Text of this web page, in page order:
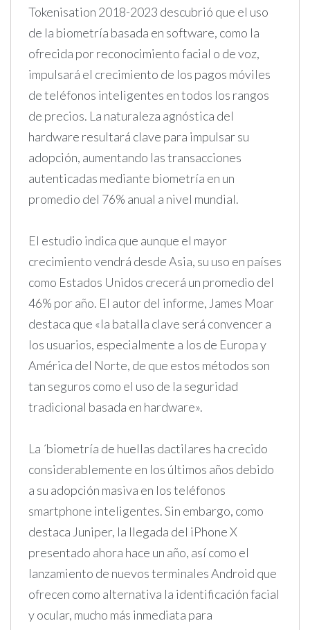
Tokenisation 2018-2023 descubrió que el uso
de la biometría basada en software, como la
ofrecida por reconocimiento facial o de voz,
impulsará el crecimiento de los pagos móviles
de teléfonos inteligentes en todos los rangos
de precios. La naturaleza agnóstica del
hardware resultará clave para impulsar su
adopción, aumentando las transacciones
autenticadas mediante biometría en un
promedio del 76% anual a nivel mundial.
El estudio indica que aunque el mayor
crecimiento vendrá desde Asia, su uso en países
como Estados Unidos crecerá un promedio del
46% por año. El autor del informe, James Moar
destaca que «la batalla clave será convencer a
los usuarios, especialmente a los de Europa y
América del Norte, de que estos métodos son
tan seguros como el uso de la seguridad
tradicional basada en hardware».
La ´biometría de huellas dactilares ha crecido
considerablemente en los últimos años debido
a su adopción masiva en los teléfonos
smartphone inteligentes. Sin embargo, como
destaca Juniper, la llegada del iPhone X
presentado ahora hace un año, así como el
lanzamiento de nuevos terminales Android que
ofrecen como alternativa la identificación facial
y ocular, mucho más inmediata para